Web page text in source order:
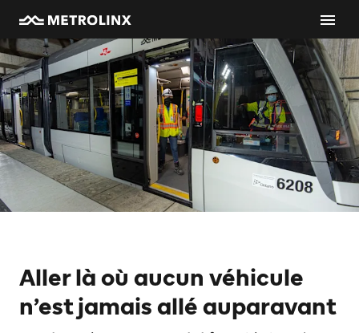
Aller là où aucun véhicule
n’est jamais allé auparavant